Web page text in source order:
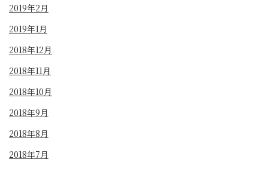
2019年2月
2019年1月
2018年12月
2018年11月
2018年10月
2018年9月
2018年8月
2018年7月